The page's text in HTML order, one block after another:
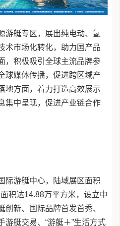
游艇专区，展出纯电动、氢
术市场化转化，助力国产品
，积极吸引全球主流品牌参
球媒体传播，促进跨区域产
地方面，着力打造高效展示
集中呈现，促进产业链合作
际游艇中心，陆域展区面积
积达14.88万平方米，设立中
创新、国际品牌首发首秀、
游艇交易、“游艇＋”生活方式